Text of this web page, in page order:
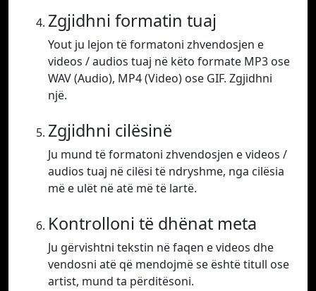
Zgjidhni formatin tuaj
Yout ju lejon të formatoni zhvendosjen e
videos / audios tuaj në këto formate MP3 ose
WAV (Audio), MP4 (Video) ose GIF. Zgjidhni
një.
Zgjidhni cilësinë
Ju mund të formatoni zhvendosjen e videos /
audios tuaj në cilësi të ndryshme, nga cilësia
më e ulët në atë më të lartë.
Kontrolloni të dhënat meta
Ju gërvishtni tekstin në faqen e videos dhe
vendosni atë që mendojmë se është titull ose
artist, mund ta përditësoni.